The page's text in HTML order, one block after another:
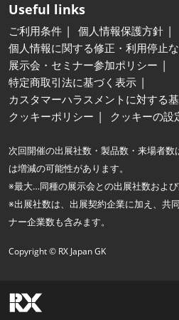
Useful links
ご利用条件
個人情報保護方針
個人情報に関する修正・利用停止
展示会・セミナー参加ポリシー
特定商取引法に基づく表示
カスタマーハラスメントに対する
クッキーポリシー
クッキーの設
次回開催の出展社数・製品数・来場者
は増減の可能性があります。
※最大…同種の展示会との出展社数および
※出展社数は、出展契約企業に加え、共
ナー企業数も含みます。
Copyright © RX Japan GK